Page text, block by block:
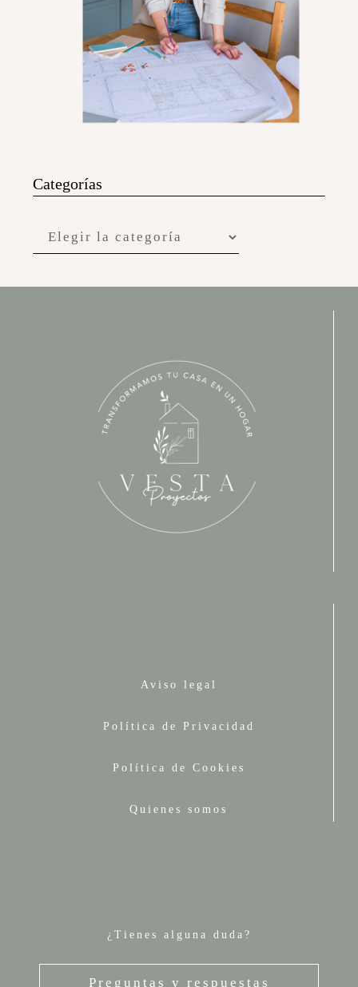
Categorías
Aviso legal
Política de Privacidad
Política de Cookies
Quienes somos
¿Tienes alguna duda?
Preguntas y respuestas